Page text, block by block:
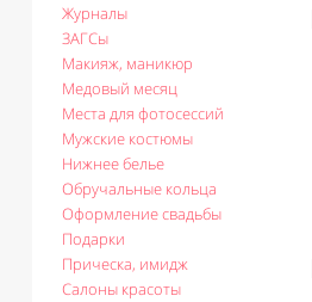
Журналы
ЗАГСы
Макияж, маникюр
Медовый месяц
Места для фотосессий
Мужские костюмы
Нижнее белье
Обручальные кольца
Оформление свадьбы
Подарки
Прическа, имидж
Салоны красоты